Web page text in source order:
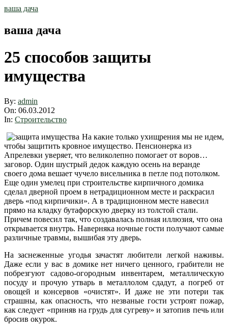
Skip
ваша дача
ваша дача
25 способов защиты
имущества
By: admin
On: 06.03.2012
In: Строительство
На какие только ухищрения мы не идем,
чтобы защитить кровное имущество. Пенсионерка из
Апрелевки уверяет, что великолепно помогает от воров…
заговор. Один шустрый дедок каждую осень на веранде
своего дома вешает чучело висельника в петле под потолком.
Еще один умелец при строительстве кирпичного домика
сделал дверной проем в нетрадиционном месте и раскрасил
дверь «под кирпичики». А в традиционном месте навесил
прямо на кладку бутафорскую дверку из толстой стали.
Причем повесил так, что создавалась полная иллюзия, что она
открывается внутрь. Наверняка ночные гости получают самые
различные травмы, вышибая эту дверь.
На заснеженные угодья зачастят любители легкой наживы.
Даже если у вас в домике нет ничего ценного, грабители не
побрезгуют садово-огородным инвентарем, металлическую
посуду и прочую утварь в металлолом сдадут, а погреб от
овощей и консервов «очистят». И даже не эти потери так
страшны, как опасность, что незваные гости устроят пожар,
как следует «приняв на грудь для сугреву» и затопив печь или
бросив окурок.